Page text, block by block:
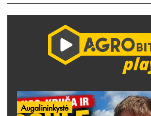
Augalininkystė